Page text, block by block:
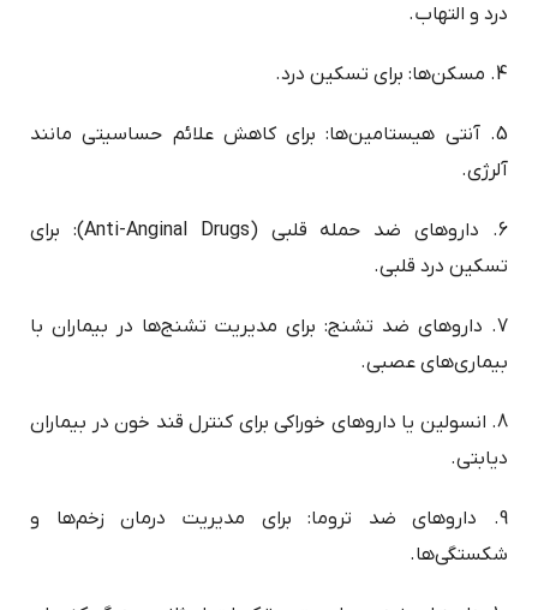
درد و التهاب.
4. مسکن‌ها: برای تسکین درد.
5. آنتی هیستامین‌ها: برای کاهش علائم حساسیتی مانند
آلرژی.
6. داروهای ضد حمله قلبی (Anti-Anginal Drugs): برای
تسکین درد قلبی.
7. داروهای ضد تشنج: برای مدیریت تشنج‌ها در بیماران با
بیماری‌های عصبی.
8. انسولین یا داروهای خوراکی برای کنترل قند خون در بیماران
دیابتی.
9. داروهای ضد تروما: برای مدیریت درمان زخم‌ها و
شکستگی‌ها.